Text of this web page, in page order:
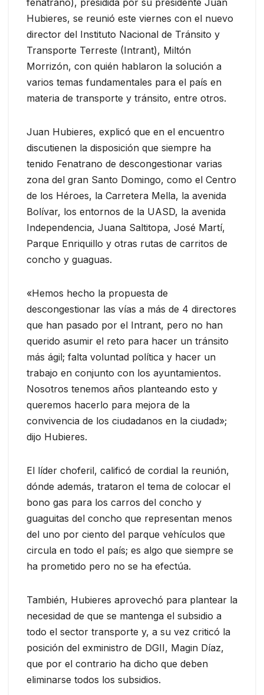
fenatrano), presidida por su presidente Juan
Hubieres, se reunió este viernes con el nuevo
director del Instituto Nacional de Tránsito y
Transporte Terreste (Intrant), Miltón
Morrizón, con quién hablaron la solución a
varios temas fundamentales para el país en
materia de transporte y tránsito, entre otros.
Juan Hubieres, explicó que en el encuentro
discutienen la disposición que siempre ha
tenido Fenatrano de descongestionar varias
zona del gran Santo Domingo, como el Centro
de los Héroes, la Carretera Mella, la avenida
Bolívar, los entornos de la UASD, la avenida
Independencia, Juana Saltitopa, José Martí,
Parque Enriquillo y otras rutas de carritos de
concho y guaguas.
«Hemos hecho la propuesta de
descongestionar las vías a más de 4 directores
que han pasado por el Intrant, pero no han
querido asumir el reto para hacer un tránsito
más ágil; falta voluntad política y hacer un
trabajo en conjunto con los ayuntamientos.
Nosotros tenemos años planteando esto y
queremos hacerlo para mejora de la
convivencia de los ciudadanos en la ciudad»;
dijo Hubieres.
El líder choferil, calificó de cordial la reunión,
dónde además, trataron el tema de colocar el
bono gas para los carros del concho y
guaguitas del concho que representan menos
del uno por ciento del parque vehículos que
circula en todo el país; es algo que siempre se
ha prometido pero no se ha efectúa.
También, Hubieres aprovechó para plantear la
necesidad de que se mantenga el subsidio a
todo el sector transporte y, a su vez criticó la
posición del exministro de DGII, Magin Díaz,
que por el contrario ha dicho que deben
eliminarse todos los subsidios.